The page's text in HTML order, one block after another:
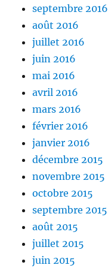
septembre 2016
août 2016
juillet 2016
juin 2016
mai 2016
avril 2016
mars 2016
février 2016
janvier 2016
décembre 2015
novembre 2015
octobre 2015
septembre 2015
août 2015
juillet 2015
juin 2015